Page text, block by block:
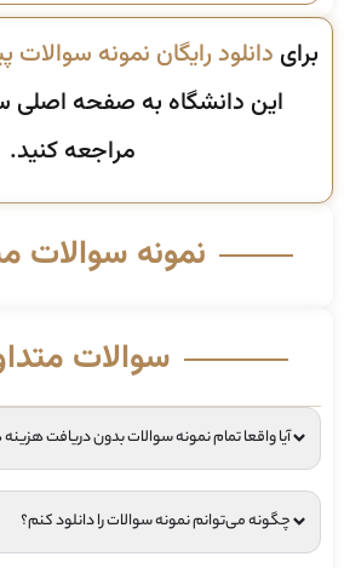
برای دانلود رایگان نمونه سوالات
این دانشگاه به صفحه اصلی
مراجعه کنید.
نمونه سوالات
سوالات
آیا واقعا تمام نمونه سوالات بدون دریافت
چگونه می‌توانم نمونه سوالات را دانلود کنم؟